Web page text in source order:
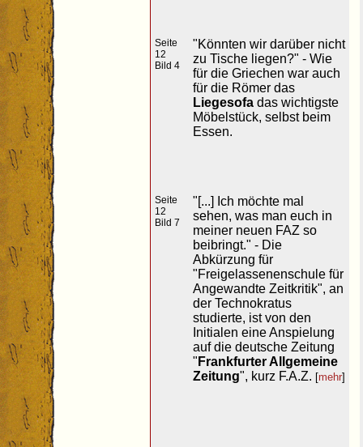
Seite
12
Bild 4
"Könnten wir darüber nicht
zu Tische liegen?" - Wie
für die Griechen war auch
für die Römer das
Liegesofa das wichtigste
Möbelstück, selbst beim
Essen.
Seite
12
Bild 7
"[...] Ich möchte mal
sehen, was man euch in
meiner neuen FAZ so
beibringt." - Die
Abkürzung für
"Freigelassenenschule für
Angewandte Zeitkritik", an
der Technokratus
studierte, ist von den
Initialen eine Anspielung
auf die deutsche Zeitung
" Frankfurter Allgemeine
Zeitung", kurz F.A.Z. [mehr]